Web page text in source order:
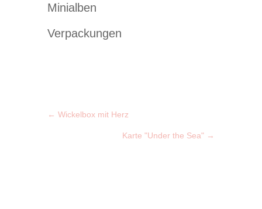
Minialben
Verpackungen
← Wickelbox mit Herz
Karte "Under the Sea" →